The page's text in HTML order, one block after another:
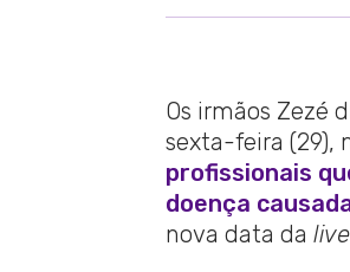
Os irmãos Zezé
sexta-feira (29),
profissionais
doença
nova data da live